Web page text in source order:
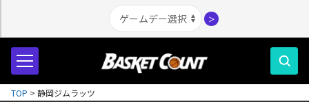
＞
TOP > 静岡ジムラッツ